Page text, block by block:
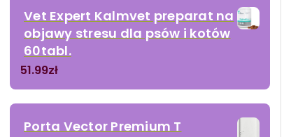
Vet Expert Kalmvet preparat na
objawy stresu dla psów i kotów
60tabl.
51.99zł
Porta Vector Premium T